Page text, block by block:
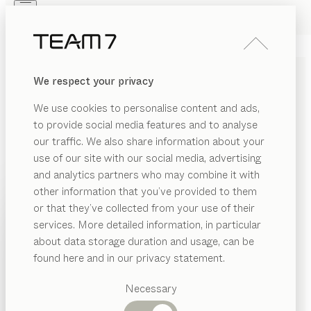
We respect your privacy
We use cookies to personalise content and ads,
to provide social media features and to analyse
our traffic. We also share information about your
use of our site with our social media, advertising
and analytics partners who may combine it with
other information that you’ve provided to them
or that they’ve collected from your use of their
services. More detailed information, in particular
about data storage duration and usage, can be
found here and in our privacy statement.
Necessary
PRODUITS
INSPIRATION
REVENDEUR
Catégories
suggérées
PRODUITS
INSPIRATION
QUI SOMMES-NOUS
REVENDEUR
CUISINEpur
chêne, verre coloré gris graphite mat
Sebastian Desch
Avec son design clair et minimaliste, la cuisine pur sans
poignée souligne la beauté des matériaux naturels
sélectionnés avec le plus grand soin. Ses lignes
épurées et sobres révèlent une élégance discrète et
une harmonie subtile tandis que la technique
sophistiquée comble les souhaits de chacun en termes
TROUVER UN REVENDEUR